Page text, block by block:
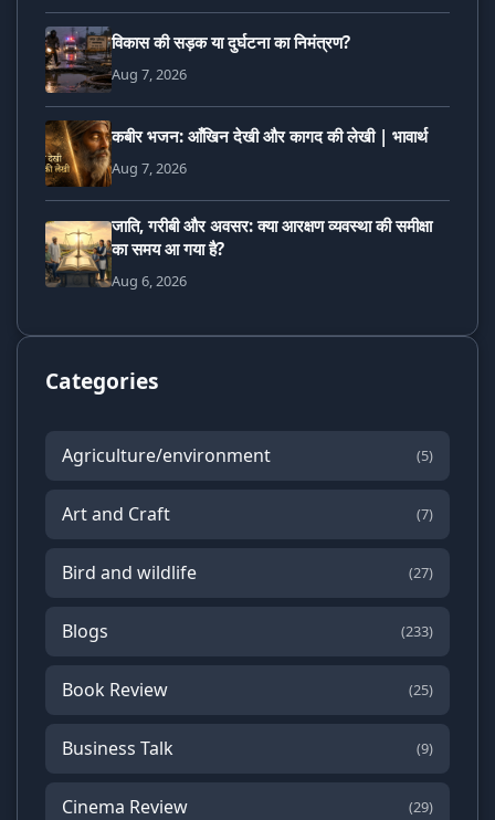
विकास की सड़क या दुर्घटना का निमंत्रण?
Aug 7, 2026
कबीर भजन: आँखिन देखी और कागद की लेखी | भावार्थ
Aug 7, 2026
जाति, गरीबी और अवसर: क्या आरक्षण व्यवस्था की समीक्षा
का समय आ गया है?
Aug 6, 2026
Categories
Agriculture/environment (5)
Art and Craft (7)
Bird and wildlife (27)
Blogs (233)
Book Review (25)
Business Talk (9)
Cinema Review (29)